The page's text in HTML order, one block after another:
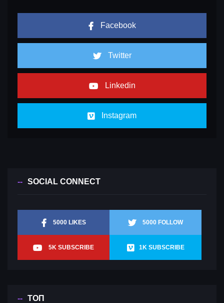
Facebook
Twitter
Linkedin
Instagram
SOCIAL CONNECT
5000 LIKES 5000 FOLLOW
5K SUBSCRIBE 1K SUBSCRIBE
ТОП